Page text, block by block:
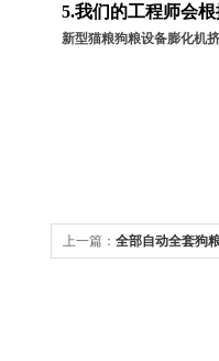
5.我们的工程师会
新型猫粮狗粮设备膨化机
上一篇： 全部自动全套狗